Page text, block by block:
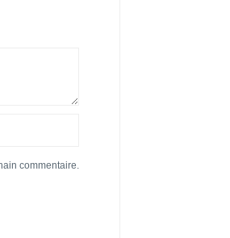
commentaire.